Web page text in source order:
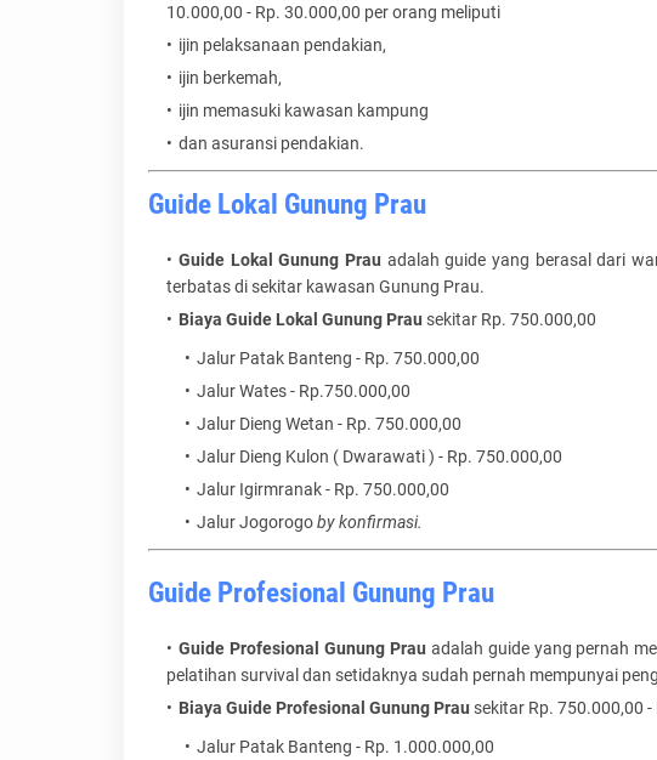
10.000,00 - Rp. 30.000,00 per orang meliputi
ijin pelaksanaan pendakian,
ijin berkemah,
ijin memasuki kawasan kampung
dan asuransi pendakian.
Guide Lokal Gunung Prau
Guide Lokal Gunung Prau adalah guide yang berasal dari
terbatas di sekitar kawasan Gunung Prau.
Biaya Guide Lokal Gunung Prau sekitar Rp. 750.000,00
Jalur Patak Banteng - Rp. 750.000,00
Jalur Wates - Rp.750.000,00
Jalur Dieng Wetan - Rp. 750.000,00
Jalur Dieng Kulon ( Dwarawati ) - Rp. 750.000,00
Jalur Igirmranak - Rp. 750.000,00
Jalur Jogorogoby konfirmasi.
Guide Profesional Gunung Prau
Guide Profesional Gunung Prau adalah guide yang pernah
pelatihan survival dan setidaknya sudah pernah mempunyai
Biaya Guide Profesional Gunung Prau sekitar Rp. 750.000,00
Jalur Patak Banteng - Rp. 1.000.000,00